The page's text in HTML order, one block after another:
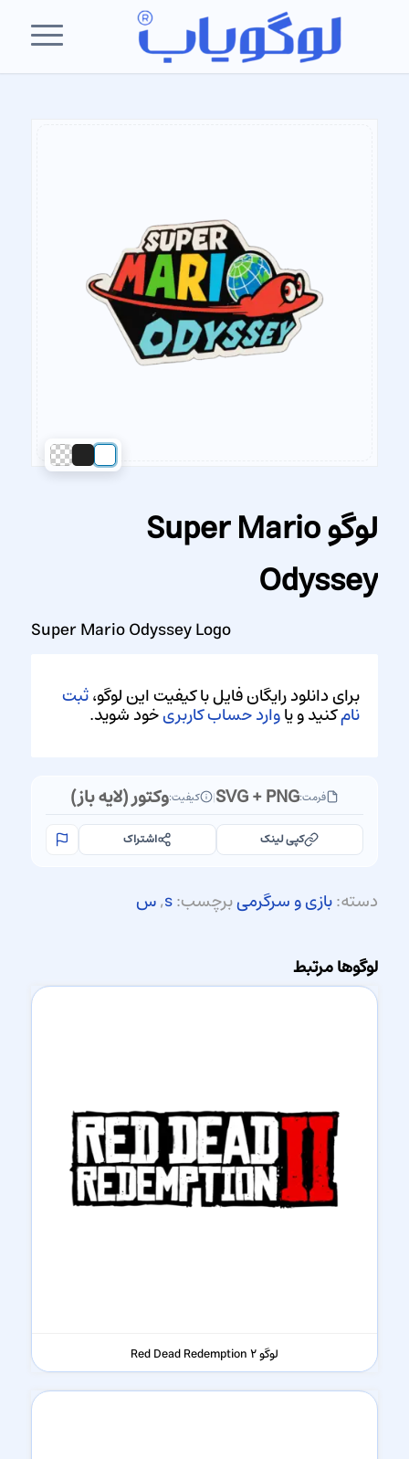
لوگو Super Mario
Odyssey
Super Mario Odyssey Logo
برای دانلود رایگان فایل با کیفیت این لوگو،ثبت
نامکنید و یاوارد حساب کاربریخود شوید.
فرمت:SVG + PNG
| کیفیت:وکتور (لایه باز)
کپی لینک اشتراک
دسته:بازی و سرگرمیبرچسب:s
,س
لوگوها مرتبط
لوگو Red Dead Redemption 2